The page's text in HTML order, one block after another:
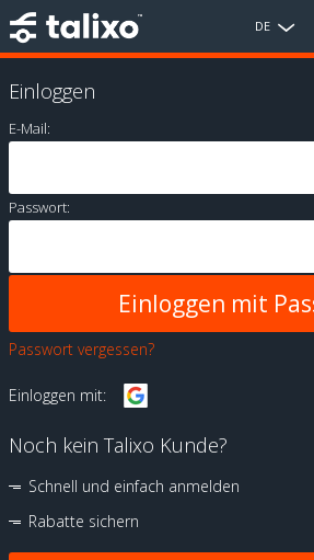
DE
Einloggen
E-Mail:
Passwort:
Passwort vergessen?
Einloggen mit:
Noch kein Talixo Kunde?
Schnell und einfach anmelden
Rabatte sichern